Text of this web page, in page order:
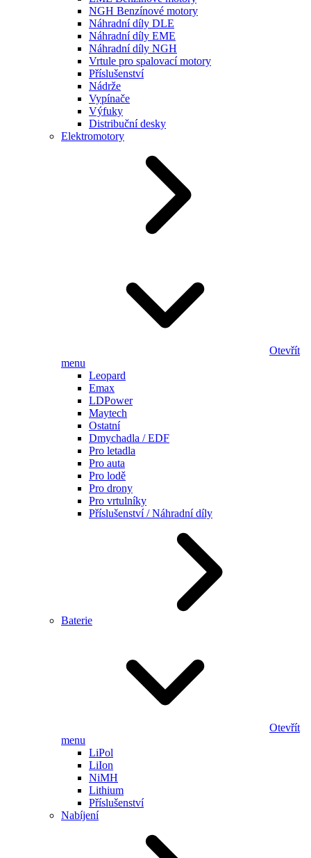
NGH Benzínové motory
Náhradní díly DLE
Náhradní díly EME
Náhradní díly NGH
Vrtule pro spalovací motory
Příslušenství
Nádrže
Vypínače
Výfuky
Distribuční desky
Elektromotory
Otevřít
menu
Leopard
Emax
LDPower
Maytech
Ostatní
Dmychadla / EDF
Pro letadla
Pro auta
Pro lodě
Pro drony
Pro vrtulníky
Příslušenství / Náhradní díly
Baterie
Otevřít
menu
LiPol
LiIon
NiMH
Lithium
Příslušenství
Nabíjení